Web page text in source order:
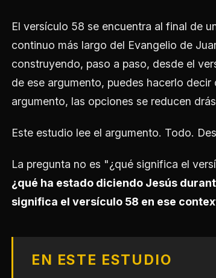
El versículo 58 se encuentra al final de
continuo más largo del Evangelio de
construyendo, paso a paso, desde el
de ese argumento, puedes hacerlo
argumento, las opciones se reducen
Este estudio lee el argumento. Todo.
La pregunta no es "¿qué significa el
¿qué ha estado diciendo Jesús
significa el versículo 58 en ese
EN ESTE ESTUDIO